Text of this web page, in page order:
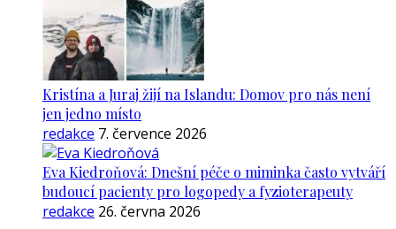
Kristína a Juraj žijí na Islandu: Domov pro nás není
jen jedno místo
redakce 7. července 2026
Eva Kiedroňová: Dnešní péče o miminka často vytváří
budoucí pacienty pro logopedy a fyzioterapeuty
redakce 26. června 2026